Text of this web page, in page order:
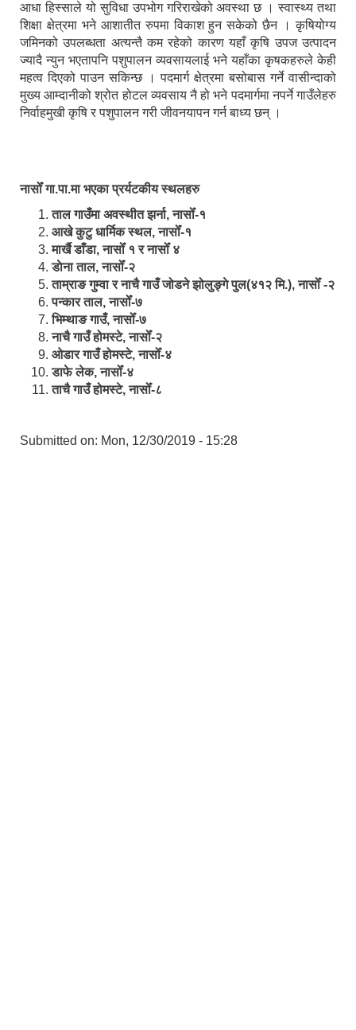
आधा हिस्साले यो सुविधा उपभोग गरिराखेको अवस्था छ । स्वास्थ्य तथा
शिक्षा क्षेत्रमा भने आशातीत रुपमा विकाश हुन सकेको छैन । कृषियोग्य
जमिनको उपलब्धता अत्यन्तै कम रहेको कारण यहाँ कृषि उपज उत्पादन
ज्यादै न्युन भएतापनि पशुपालन व्यवसायलाई भने यहाँका कृषकहरुले केही
महत्व दिएको पाउन सकिन्छ । पदमार्ग क्षेत्रमा बसोबास गर्ने वासीन्दाको
मुख्य आम्दानीको श्रोत होटल व्यवसाय नै हो भने पदमार्गमा नपर्ने गाउँलेहरु
निर्वाहमुखी कृषि र पशुपालन गरी जीवनयापन गर्न बाध्य छन् ।
नासोँ गा.पा.मा भएका प्रर्यटकीय स्थलहरु
ताल गाउँमा अवस्थीत झर्ना, नासोँ-१
आखे कुटु धार्मिक स्थल, नासोँ-१
मार्खै डाँडा, नासोँ १ र नासोँ ४
डाेना ताल, नासोँ-२
ताम्राङ गुम्वा र नाचै गाउँ जोडने झोलुङ्गे पुल(४१२ मि.), नासोँ -२
पन्कार ताल, नासोँ-७
भिम्थाङ गाउँ, नासोँ-७
नाचै गाउँ होमस्टे, नासोँ-२
ओ‍‍‌डार गाउँ होमस्टे, नासोँ-४
डाफे लेक, नासोँ-४
ताचै गाउँ होमस्टे, नासोँ-८
Submitted on: Mon, 12/30/2019 - 15:28